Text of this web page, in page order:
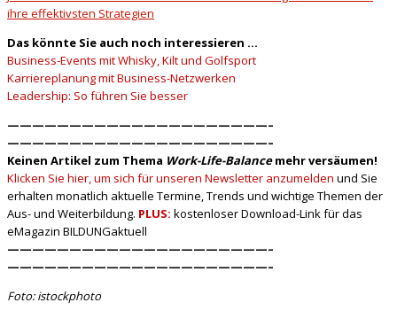
ihre effektivsten Strategien
Das könnte Sie auch noch interessieren …
Business-Events mit Whisky, Kilt und Golfsport
Karriereplanung mit Business-Netzwerken
Leadership: So führen Sie besser
—————————————————————–
—————————————————————–
Keinen Artikel zum Thema Work-Life-Balance mehr versäumen!
Klicken Sie hier, um sich für unseren Newsletter anzumelden und Sie
erhalten monatlich aktuelle Termine, Trends und wichtige Themen der
Aus- und Weiterbildung. PLUS: kostenloser Download-Link für das
eMagazin BILDUNGaktuell
—————————————————————–
—————————————————————–
Foto: istockphoto